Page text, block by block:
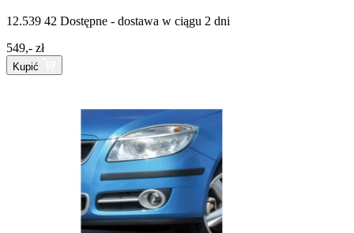
12.539 42 Dostępne - dostawa w ciągu 2 dni
549,- zł
Kupić